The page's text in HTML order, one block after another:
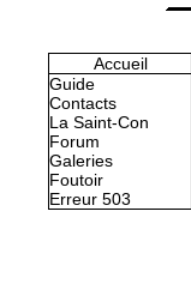
Accueil
Guide
Contacts
La Saint-Con
Forum
Galeries
Foutoir
Erreur 503